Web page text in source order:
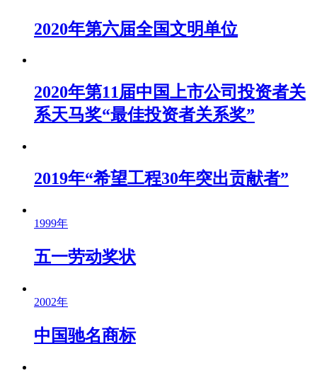
2020年第六届全国文明单位
2020年第11届中国上市公司投资者关
系天马奖“最佳投资者关系奖”
2019年“希望工程30年突出贡献者”
1999年
五一劳动奖状
2002年
中国驰名商标